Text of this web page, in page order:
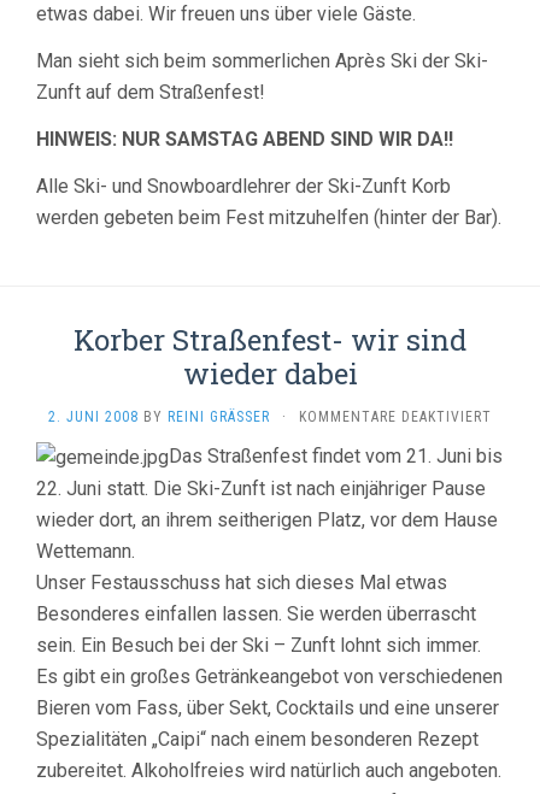
etwas dabei. Wir freuen uns über viele Gäste.
Man sieht sich beim sommerlichen Après Ski der Ski-
Zunft auf dem Straßenfest!
HINWEIS: NUR SAMSTAG ABEND SIND WIR DA!!
Alle Ski- und Snowboardlehrer der Ski-Zunft Korb
werden gebeten beim Fest mitzuhelfen (hinter der Bar).
Korber Straßenfest- wir sind
wieder dabei
2. JUNI 2008 BY REINI GRÄSSER · KOMMENTARE DEAKTIVIERT
IEDER
Das Straßenfest findet vom 21. Juni bis
22. Juni statt. Die Ski-Zunft ist nach einjähriger Pause
wieder dort, an ihrem seitherigen Platz, vor dem Hause
Wettemann.
Unser Festausschuss hat sich dieses Mal etwas
Besonderes einfallen lassen. Sie werden überrascht
sein. Ein Besuch bei der Ski – Zunft lohnt sich immer.
Es gibt ein großes Getränkeangebot von verschiedenen
Bieren vom Fass, über Sekt, Cocktails und eine unserer
Spezialitäten „Caipi“ nach einem besonderen Rezept
zubereitet. Alkoholfreies wird natürlich auch angeboten.